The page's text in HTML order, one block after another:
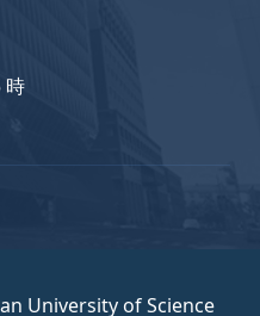
時
University of Science